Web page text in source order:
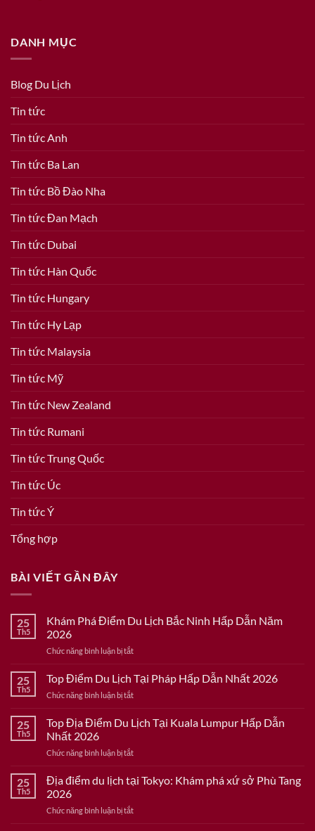
DANH MỤC
Blog Du Lịch
Tin tức
Tin tức Anh
Tin tức Ba Lan
Tin tức Bồ Đào Nha
Tin tức Đan Mạch
Tin tức Dubai
Tin tức Hàn Quốc
Tin tức Hungary
Tin tức Hy Lạp
Tin tức Malaysia
Tin tức Mỹ
Tin tức New Zealand
Tin tức Rumani
Tin tức Trung Quốc
Tin tức Úc
Tin tức Ý
Tổng hợp
BÀI VIẾT GẦN ĐÂY
25
Th5
Khám Phá Điểm Du Lịch Bắc Ninh Hấp Dẫn Năm
2026
Chức năng bình luận bị tắtở
Phá
Điểm
Du
Bắc
Dẫn
2026
25
Th5
Top Điểm Du Lịch Tại Pháp Hấp Dẫn Nhất 2026
Chức năng bình luận bị tắtở
Điểm
Du
Tại
Hấp
2026
25
Th5
Top Địa Điểm Du Lịch Tại Kuala Lumpur Hấp Dẫn
Nhất 2026
Chức năng bình luận bị tắtở
Địa
Điểm
Lịch
25
Th5
Địa điểm du lịch tại Tokyo: Khám phá xứ sở Phù Tang
2026
Chức năng bình luận bị tắtở